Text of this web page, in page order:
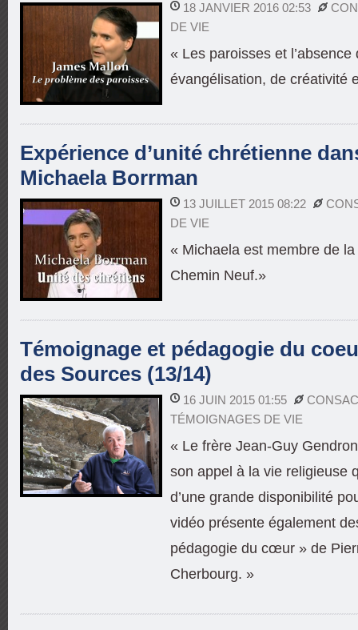
18 JANVIER 2016 02:53
DE VIE
« Les paroisses et l’absence
évangélisation, de créativité
Expérience d’unité chrétienne
Michaela Borrman
13 JUILLET 2015 08:22
DE VIE
« Michaela est membre de
Chemin Neuf.»
Témoignage et pédagogie du
des Sources (13/14)
16 JUIN 2015 01:55
TÉMOIGNAGES DE VIE
« Le frère Jean-Guy
son appel à la vie religieuse
d’une grande disponibilité
vidéo présente également
pédagogie du cœur » de
Cherbourg. »